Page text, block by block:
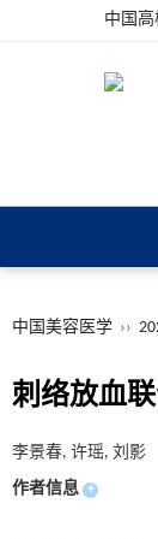
中国
中国美容医学 ››
刺络放血
李景春, 许瑶, 刘影
作者信息 +